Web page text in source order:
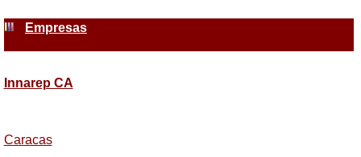
Empresas
Innarep CA
Caracas